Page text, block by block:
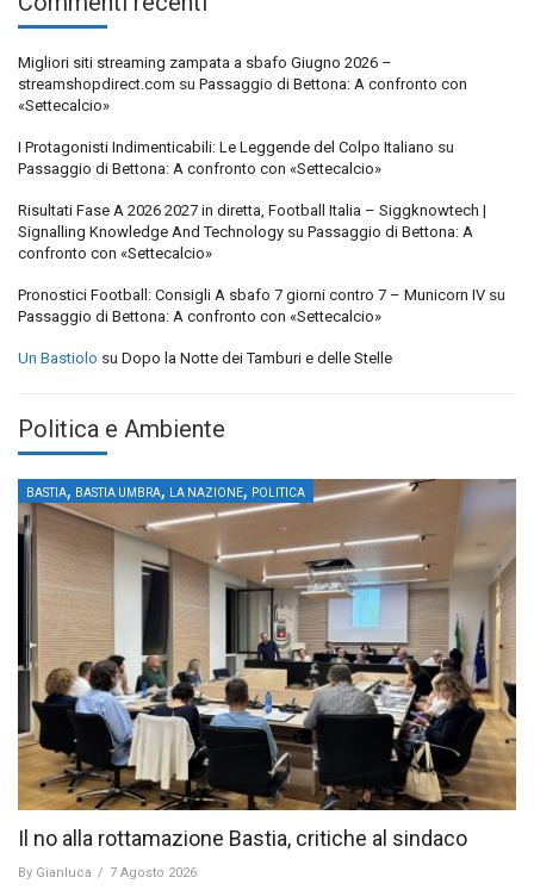
Migliori siti streaming zampata a sbafo Giugno 2026 –
streamshopdirect.com su Passaggio di Bettona: A confronto con
«Settecalcio»
I Protagonisti Indimenticabili: Le Leggende del Colpo Italiano su
Passaggio di Bettona: A confronto con «Settecalcio»
Risultati Fase A 2026 2027 in diretta, Football Italia – Siggknowtech |
Signalling Knowledge And Technology su Passaggio di Bettona: A
confronto con «Settecalcio»
Pronostici Football: Consigli A sbafo 7 giorni contro 7 – Municorn IV su
Passaggio di Bettona: A confronto con «Settecalcio»
Un Bastiolo su Dopo la Notte dei Tamburi e delle Stelle
Politica e Ambiente
BASTIA, BASTIA UMBRA, LA NAZIONE, POLITICA
Il no alla rottamazione Bastia, critiche al sindaco
By Gianluca / 7 Agosto 2026